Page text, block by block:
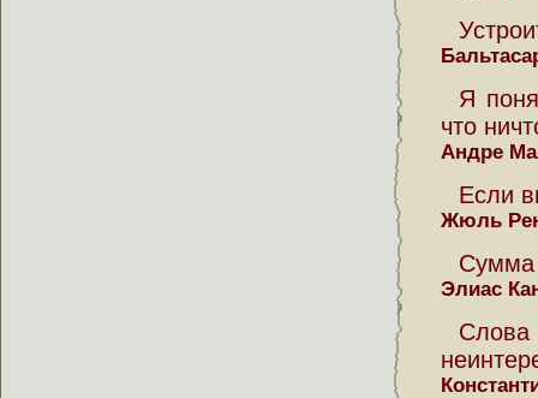
Я
что
Андре
Если
Жюль
Сумма
Элиас